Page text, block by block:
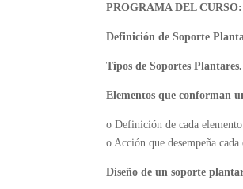
PROGRAMA DEL CURSO:
Definición de Soporte
Tipos de Soportes Plantares.
Elementos que conforman
oDefinición de cada
oAcción que desempeña cada
Diseño de un soporte